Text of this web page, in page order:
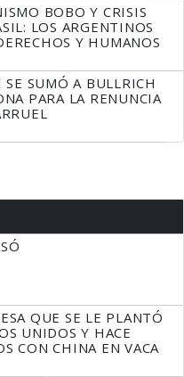
BOBO Y CRISIS
LOS ARGENTINOS
Y HUMANOS
SE SUMÓ A BULLRICH
PARA LA RENUNCIA
QUE SE LE PLANTÓ
UNIDOS Y HACE
CON CHINA EN VACA